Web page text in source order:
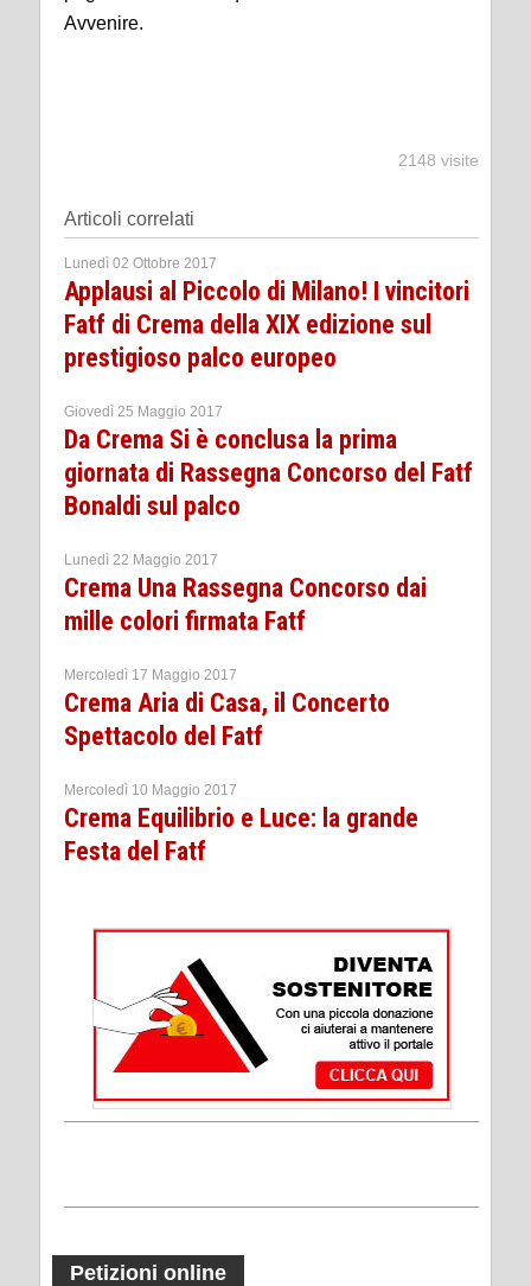
Avvenire.
2148 visite
Articoli correlati
Lunedì 02 Ottobre 2017
Applausi al Piccolo di Milano! I vincitori
Fatf di Crema della XIX edizione sul
prestigioso palco europeo
Giovedì 25 Maggio 2017
Da Crema Si è conclusa la prima
giornata di Rassegna Concorso del Fatf
Bonaldi sul palco
Lunedì 22 Maggio 2017
Crema Una Rassegna Concorso dai
mille colori firmata Fatf
Mercoledì 17 Maggio 2017
Crema Aria di Casa, il Concerto
Spettacolo del Fatf
Mercoledì 10 Maggio 2017
Crema Equilibrio e Luce: la grande
Festa del Fatf
Petizioni online